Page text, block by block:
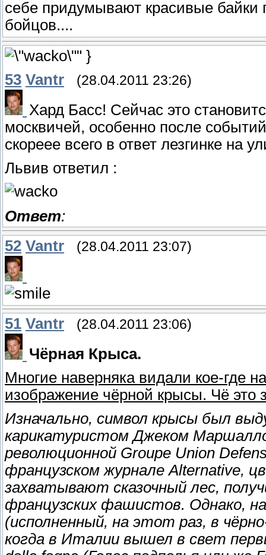
себе придумывают красивые байки
бойцов....
" }
53 Vantr (28.04.2011 23:26)
Хард Басс! Сейчас это
москвичей, особенно после
скореее всего в ответ лезгинке на
Львив ответил :
Ответ:
52 Vantr (28.04.2011 23:07)
51 Vantr (28.04.2011 23:06)
Чёрная Крыса.
Многие наверняка видали кое-где
изображение чёрной крысы. Чё это
Изначально, символ крысы был
карикатуристом Джеком
революционной Groupe Union
французском журнале Alternative,
захватывают сказочный лес,
французских фашистов. Однако,
(исполненный, на этот раз, в
когда в Италии вышел в свет